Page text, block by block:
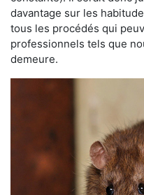
davantage sur les
tous les procédés qui
professionnels tels que
demeure.